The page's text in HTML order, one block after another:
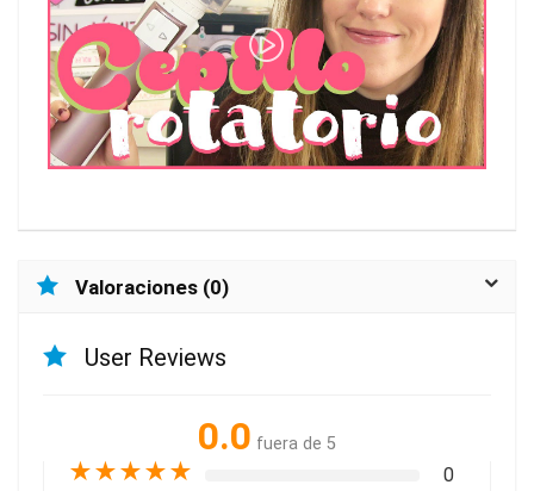
Valoraciones (0)
User Reviews
0.0 fuera de 5
★★★★★ 0